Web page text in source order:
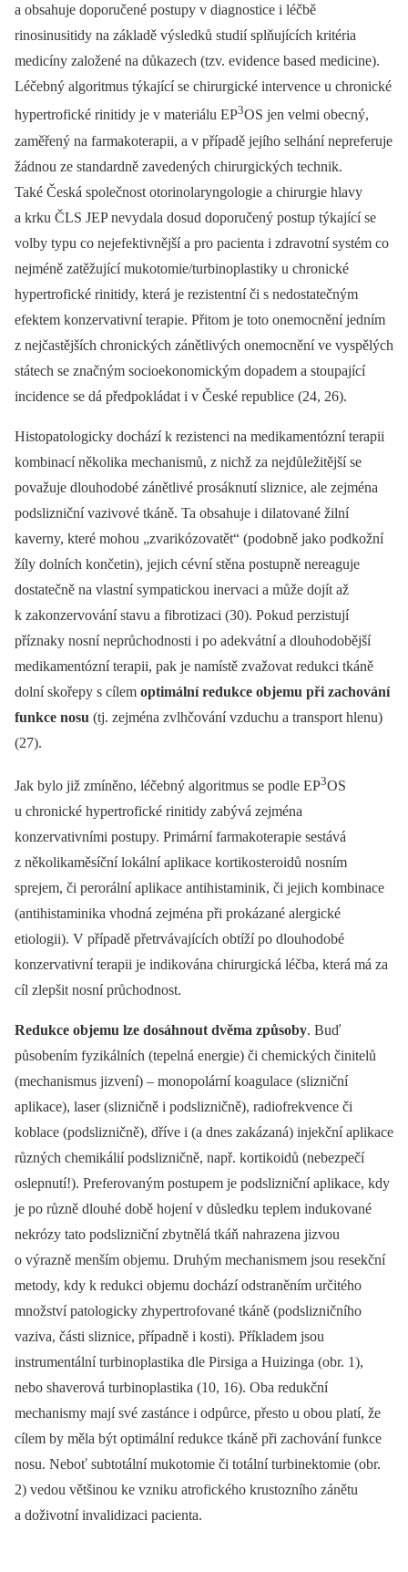
a obsahuje doporučené postupy v diagnostice i léčbě
rinosinusitidy na základě výsledků studií splňujících kritéria
medicíny založené na důkazech (tzv. evidence based medicine).
Léčebný algoritmus týkající se chirurgické intervence u chronické
hypertrofické rinitidy je v materiálu EP3OS jen velmi obecný,
zaměřený na farmakoterapii, a v případě jejího selhání nepreferuje
žádnou ze standardně zavedených chirurgických technik.
Také Česká společnost otorinolaryngologie a chirurgie hlavy
a krku ČLS JEP nevydala dosud doporučený postup týkající se
volby typu co nejefektivnější a pro pacienta i zdravotní systém co
nejméně zatěžující mukotomie/turbinoplastiky u chronické
hypertrofické rinitidy, která je rezistentní či s nedostatečným
efektem konzervativní terapie. Přitom je toto onemocnění jedním
z nejčastějších chronických zánětlivých onemocnění ve vyspělých
státech se značným socioekonomickým dopadem a stoupající
incidence se dá předpokládat i v České republice (24, 26).
Histopatologicky dochází k rezistenci na medikamentózní terapii
kombinací několika mechanismů, z nichž za nejdůležitější se
považuje dlouhodobé zánětlivé prosáknutí sliznice, ale zejména
podslizniční vazivové tkáně. Ta obsahuje i dilatované žilní
kaverny, které mohou „zvarikózovatět“ (podobně jako podkožní
žíly dolních končetin), jejich cévní stěna postupně nereaguje
dostatečně na vlastní sympatickou inervaci a může dojít až
k zakonzervování stavu a fibrotizaci (30). Pokud perzistují
příznaky nosní neprůchodnosti i po adekvátní a dlouhodobější
medikamentózní terapii, pak je namístě zvažovat redukci tkáně
dolní skořepy s cílem optimální redukce objemu při zachování
funkce nosu (tj. zejména zvlhčování vzduchu a transport hlenu)
(27).
Jak bylo již zmíněno, léčebný algoritmus se podle EP3OS
u chronické hypertrofické rinitidy zabývá zejména
konzervativními postupy. Primární farmakoterapie sestává
z několikaměsíční lokální aplikace kortikosteroidů nosním
sprejem, či perorální aplikace antihistaminik, či jejich kombinace
(antihistaminika vhodná zejména při prokázané alergické
etiologii). V případě přetrvávajících obtíží po dlouhodobé
konzervativní terapii je indikována chirurgická léčba, která má za
cíl zlepšit nosní průchodnost.
Redukce objemu lze dosáhnout dvěma způsoby. Buď
působením fyzikálních (tepelná energie) či chemických činitelů
(mechanismus jizvení) –⁠ monopolární koagulace (slizniční
aplikace), laser (slizničně i podslizničně), radiofrekvence či
koblace (podslizničně), dříve i (a dnes zakázaná) injekční aplikace
různých chemikálií podslizničně, např. kortikoidů (nebezpečí
oslepnutí!). Preferovaným postupem je podslizniční aplikace, kdy
je po různě dlouhé době hojení v důsledku teplem indukované
nekrózy tato podslizniční zbytnělá tkáň nahrazena jizvou
o výrazně menším objemu. Druhým mechanismem jsou resekční
metody, kdy k redukci objemu dochází odstraněním určitého
množství patologicky zhypertrofované tkáně (podslizničního
vaziva, části sliznice, případně i kosti). Příkladem jsou
instrumentální turbinoplastika dle Pirsiga a Huizinga (obr. 1),
nebo shaverová turbinoplastika (10, 16). Oba redukční
mechanismy mají své zastánce i odpůrce, přesto u obou platí, že
cílem by měla být optimální redukce tkáně při zachování funkce
nosu. Neboť subtotální mukotomie či totální turbinektomie (obr.
2) vedou většinou ke vzniku atrofického krustozního zánětu
a doživotní invalidizaci pacienta.